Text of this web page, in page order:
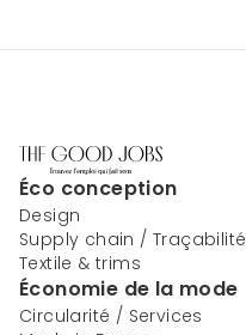
Éco conception
Design
Supply chain / Traçabilité
Textile & trims
Économie de la mode
Circularité / Services